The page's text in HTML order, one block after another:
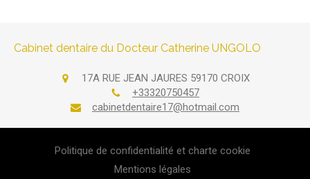
Cabinet dentaire du Docteur Catherine UNGOLO
17A RUE JEAN JAURES 59170 CROIX
+33320750457
cabinetdentaire17@hotmail.com
Politique de confidentialité et charte cookie
Mentions légales